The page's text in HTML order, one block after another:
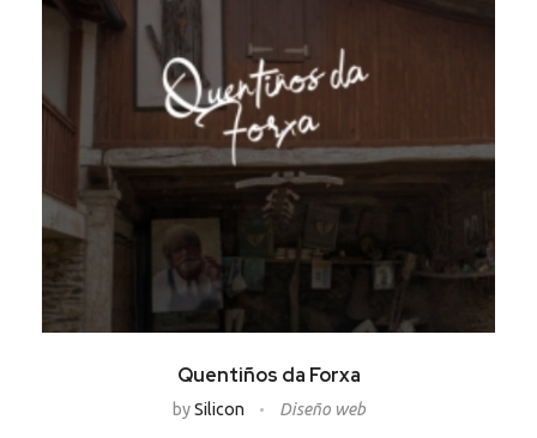
Quentiños da Forxa
by Silicon Diseño web